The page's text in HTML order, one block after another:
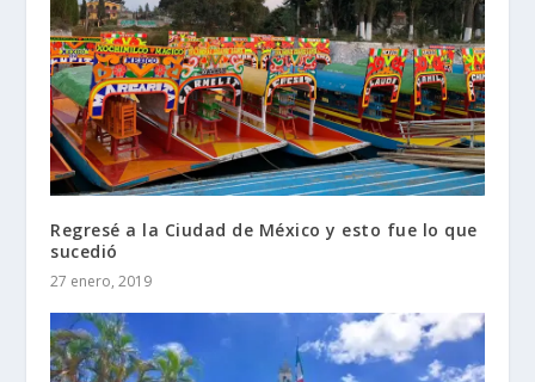
Regresé a la Ciudad de México y esto fue lo que
sucedió
27 enero, 2019